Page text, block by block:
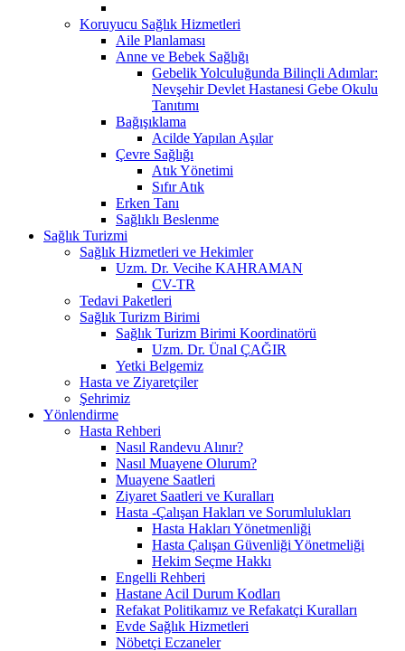
Koruyucu Sağlık Hizmetleri
Aile Planlaması
Anne ve Bebek Sağlığı
Gebelik Yolculuğunda Bilinçli Adımlar:
Nevşehir Devlet Hastanesi Gebe Okulu
Tanıtımı
Bağışıklama
Acilde Yapılan Aşılar
Çevre Sağlığı
Atık Yönetimi
Sıfır Atık
Erken Tanı
Sağlıklı Beslenme
Sağlık Turizmi
Sağlık Hizmetleri ve Hekimler
Uzm. Dr. Vecihe KAHRAMAN
CV-TR
Tedavi Paketleri
Sağlık Turizm Birimi
Sağlık Turizm Birimi Koordinatörü
Uzm. Dr. Ünal ÇAĞIR
Yetki Belgemiz
Hasta ve Ziyaretçiler
Şehrimiz
Yönlendirme
Hasta Rehberi
Nasıl Randevu Alınır?
Nasıl Muayene Olurum?
Muayene Saatleri
Ziyaret Saatleri ve Kuralları
Hasta -Çalışan Hakları ve Sorumlulukları
Hasta Hakları Yönetmenliği
Hasta Çalışan Güvenliği Yönetmeliği
Hekim Seçme Hakkı
Engelli Rehberi
Hastane Acil Durum Kodları
Refakat Politikamız ve Refakatçi Kuralları
Evde Sağlık Hizmetleri
Nöbetçi Eczaneler